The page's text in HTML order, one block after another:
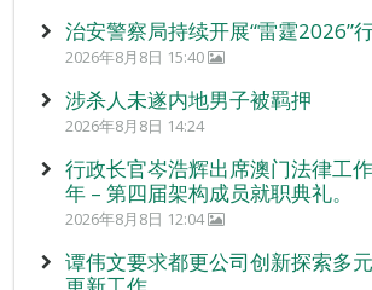
治安警察局持续开展“雷霆2026”
2026年8月8日 15:40
涉杀人未遂内地男子被羁押
2026年8月8日 14:24
行政长官岑浩辉出席澳门法律工
年 – 第四届架构成员就职典礼。
2026年8月8日 12:04
谭伟文要求都更公司创新探索多